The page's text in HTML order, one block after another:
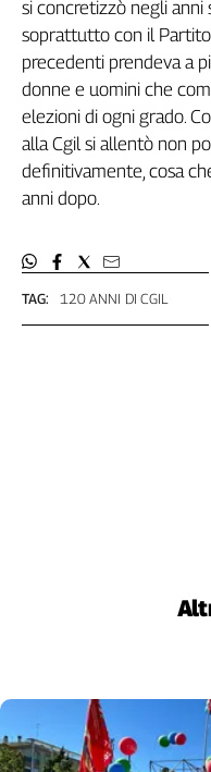
Cerca
Contatti
La
redazione
Social
TAG: 120 ANNI DI CGIL
si concretizzò negli anni
soprattutto con il
precedenti prendeva a
donne e uomini che
elezioni di ogni grado.
alla Cgil si allentò non
definitivamente, cosa
anni dopo.